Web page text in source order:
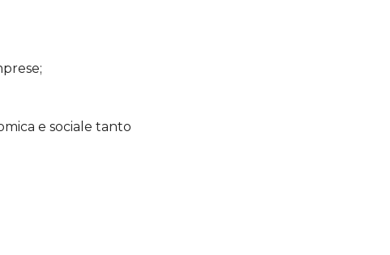
e sociale tanto